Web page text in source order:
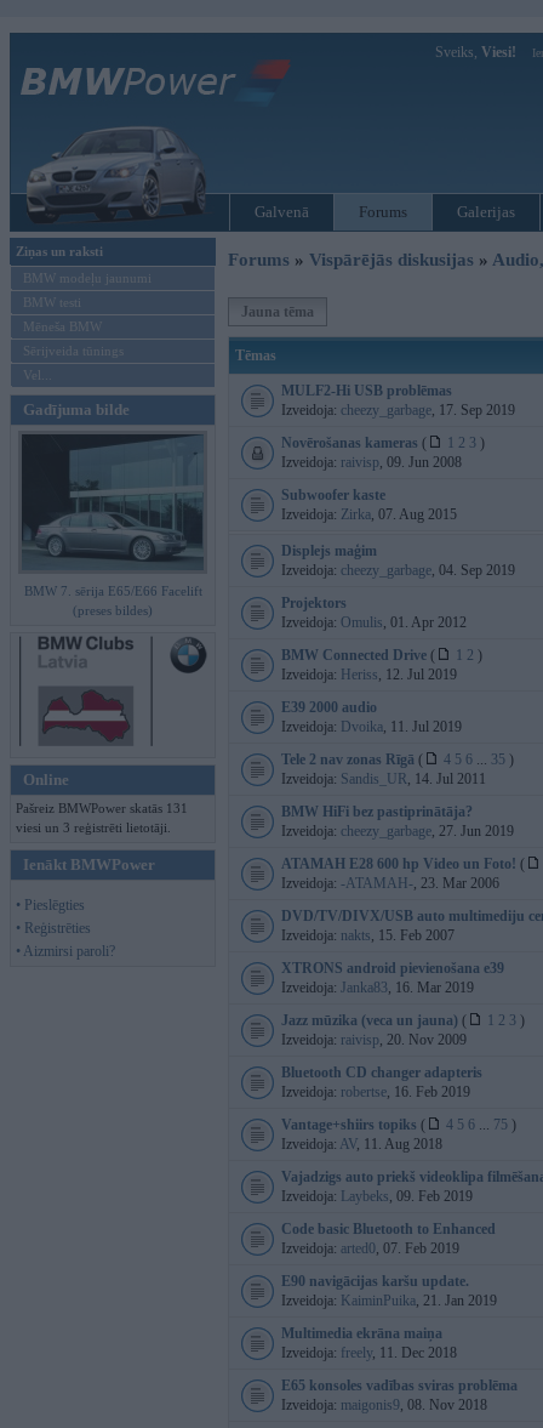
Sveiks, Viesi!
Galvenā Forums Galerijas
Ziņas un raksti
BMW modeļu jaunumi
BMW testi
Mēneša BMW
Sērijveida tūnings
Vel...
Gadījuma bilde
BMW 7. sērija E65/E66 Facelift
(preses bildes)
Online
Pašreiz BMWPower skatās 131
viesi un 3 reģistrēti lietotāji.
Ienākt BMWPower
• Pieslēgties
• Reģistrēties
• Aizmirsi paroli?
Forums » Vispārējās diskusijas »
Jauna tēma
Tēmas
MULF2-Hi USB problēmas
Izveidoja: cheezy_garbage, 17. Sep 2019
Novērošanas kameras ( 1 2 3 )
Izveidoja: raivisp, 09. Jun 2008
Subwoofer kaste
Izveidoja: Zirka, 07. Aug 2015
Displejs maģim
Izveidoja: cheezy_garbage, 04. Sep 2019
Projektors
Izveidoja: Omulis, 01. Apr 2012
BMW Connected Drive ( 1 2 )
Izveidoja: Heriss, 12. Jul 2019
E39 2000 audio
Izveidoja: Dvoika, 11. Jul 2019
Tele 2 nav zonas Rīgā ( 4 5 6 ... 35 )
Izveidoja: Sandis_UR, 14. Jul 2011
BMW HiFi bez pastiprinātāja?
Izveidoja: cheezy_garbage, 27. Jun 2019
ATAMAH E28 600 hp Video un Foto! (
Izveidoja: -ATAMAH-, 23. Mar 2006
DVD/TV/DIVX/USB auto multimediju
Izveidoja: nakts, 15. Feb 2007
XTRONS android pievienošana e39
Izveidoja: Janka83, 16. Mar 2019
Jazz mūzika (veca un jauna) ( 1 2 3 )
Izveidoja: raivisp, 20. Nov 2009
Bluetooth CD changer adapteris
Izveidoja: robertse, 16. Feb 2019
Vantage+shiirs topiks ( 4 5 6 ... 75 )
Izveidoja: AV, 11. Aug 2018
Vajadzigs auto priekš videoklipa
Izveidoja: Laybeks, 09. Feb 2019
Code basic Bluetooth to Enhanced
Izveidoja: arted0, 07. Feb 2019
E90 navigācijas karšu update.
Izveidoja: KaiminPuika, 21. Jan 2019
Multimedia ekrāna maiņa
Izveidoja: freely, 11. Dec 2018
E65 konsoles vadības sviras problēma
Izveidoja: maigonis9, 08. Nov 2018